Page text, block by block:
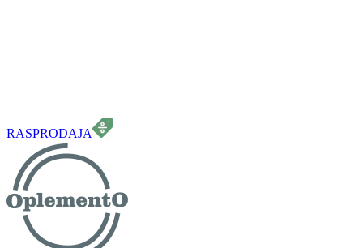
RASPRODAJA